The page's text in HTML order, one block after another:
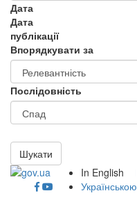
Дата
Дата
публікації
Впорядкувати за
Послідовність
Шукати
In English
Українською